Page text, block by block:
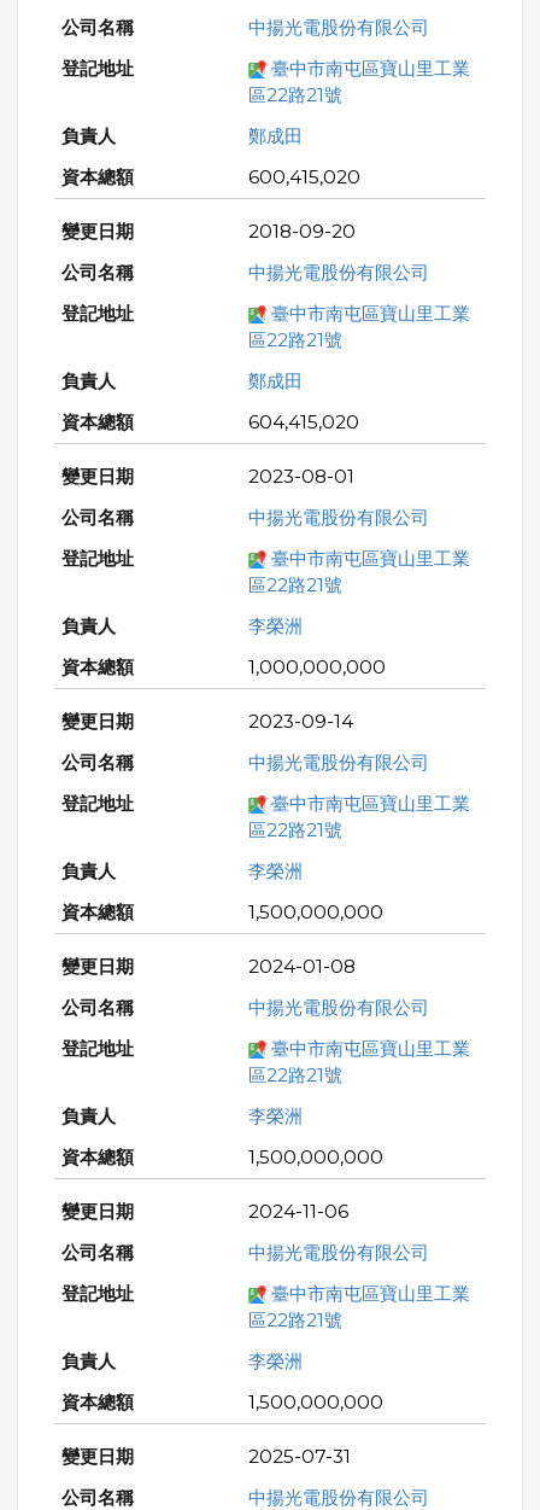
中揚光電股份有限公司
臺中市南屯區寶山里工業
區22路21號
鄭成田
600,415,020
2018-09-20
中揚光電股份有限公司
臺中市南屯區寶山里工業
區22路21號
鄭成田
604,415,020
2023-08-01
中揚光電股份有限公司
臺中市南屯區寶山里工業
區22路21號
李榮洲
1,000,000,000
2023-09-14
中揚光電股份有限公司
臺中市南屯區寶山里工業
區22路21號
李榮洲
1,500,000,000
2024-01-08
中揚光電股份有限公司
臺中市南屯區寶山里工業
區22路21號
李榮洲
1,500,000,000
2024-11-06
中揚光電股份有限公司
臺中市南屯區寶山里工業
區22路21號
李榮洲
1,500,000,000
2025-07-31
中揚光電股份有限公司